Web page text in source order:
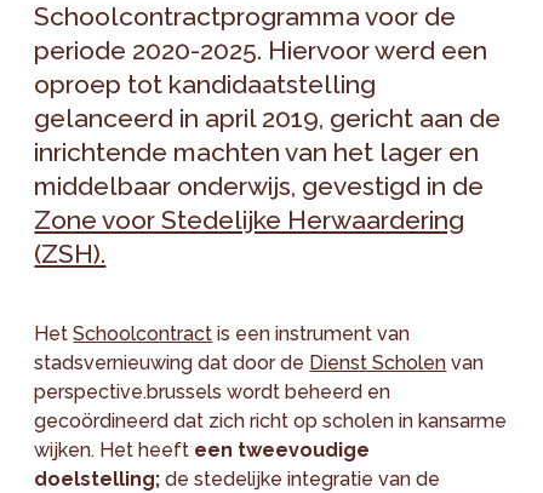
Schoolcontractprogramma voor de
periode 2020-2025. Hiervoor werd een
oproep tot kandidaatstelling
gelanceerd in april 2019, gericht aan de
inrichtende machten van het lager en
middelbaar onderwijs, gevestigd in de
Zone voor Stedelijke Herwaardering
(ZSH).
HetSchoolcontract is een instrument van
stadsvernieuwing dat door de Dienst Scholen van
perspective.brussels wordt beheerd en
gecoördineerd dat zich richt op scholen in kansarme
wijken. Het heeft een tweevoudige
doelstelling; de stedelijke integratie van de